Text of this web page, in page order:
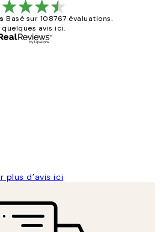
Basé sur 108767 évaluations.
quelques avis ici.
plus d’avis ici